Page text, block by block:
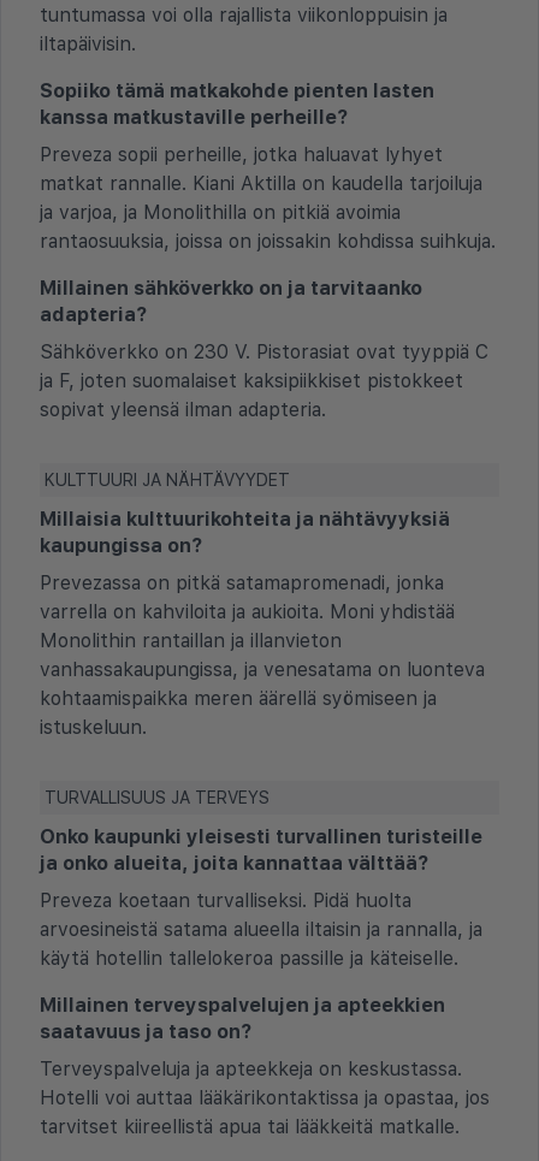
tuntumassa voi olla rajallista viikonloppuisin ja
iltapäivisin.
Sopiiko tämä matkakohde pienten lasten
kanssa matkustaville perheille?
Preveza sopii perheille, jotka haluavat lyhyet
matkat rannalle. Kiani Aktilla on kaudella tarjoiluja
ja varjoa, ja Monolithilla on pitkiä avoimia
rantaosuuksia, joissa on joissakin kohdissa suihkuja.
Millainen sähköverkko on ja tarvitaanko
adapteria?
Sähköverkko on 230 V. Pistorasiat ovat tyyppiä C
ja F, joten suomalaiset kaksipiikkiset pistokkeet
sopivat yleensä ilman adapteria.
KULTTUURI JA NÄHTÄVYYDET
Millaisia kulttuurikohteita ja nähtävyyksiä
kaupungissa on?
Prevezassa on pitkä satamapromenadi, jonka
varrella on kahviloita ja aukioita. Moni yhdistää
Monolithin rantaillan ja illanvieton
vanhassakaupungissa, ja venesatama on luonteva
kohtaamispaikka meren äärellä syömiseen ja
istuskeluun.
TURVALLISUUS JA TERVEYS
Onko kaupunki yleisesti turvallinen turisteille
ja onko alueita, joita kannattaa välttää?
Preveza koetaan turvalliseksi. Pidä huolta
arvoesineistä satama alueella iltaisin ja rannalla, ja
käytä hotellin tallelokeroa passille ja käteiselle.
Millainen terveyspalvelujen ja apteekkien
saatavuus ja taso on?
Terveyspalveluja ja apteekkeja on keskustassa.
Hotelli voi auttaa lääkärikontaktissa ja opastaa, jos
tarvitset kiireellistä apua tai lääkkeitä matkalle.